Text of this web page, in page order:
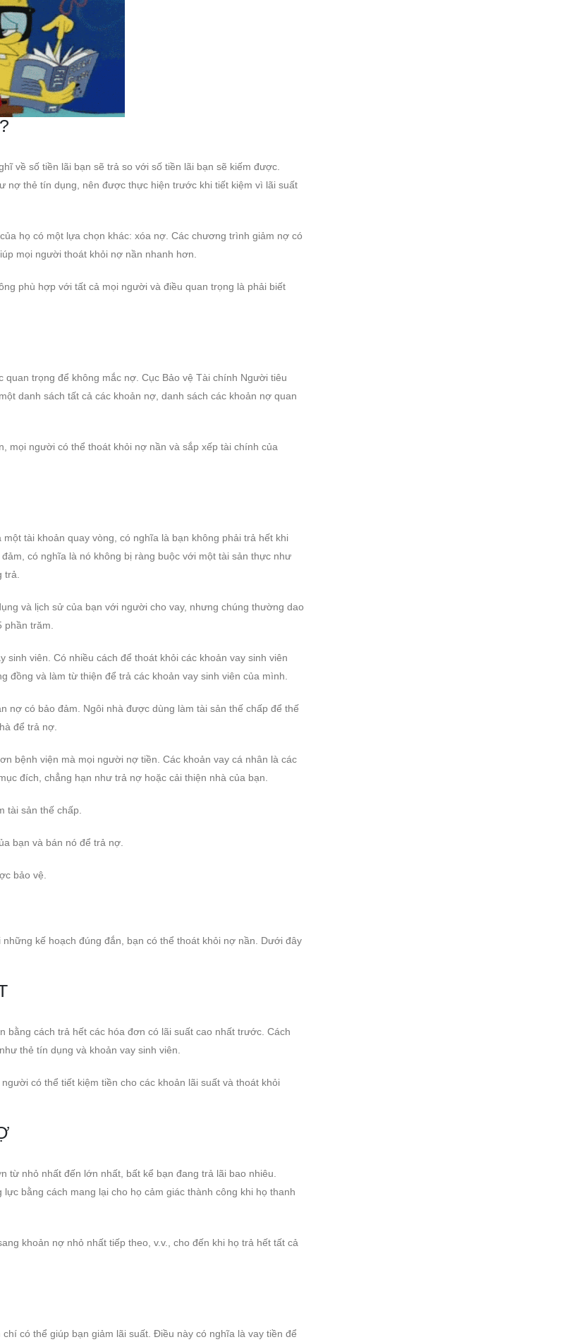
về số tiền lãi bạn sẽ trả so với số tiền lãi bạn sẽ kiếm được.
nợ thẻ tín dụng, nên được thực hiện trước khi tiết kiệm vì lãi suất
họ có một lựa chọn khác: xóa nợ. Các chương trình giảm nợ có
mọi người thoát khỏi nợ nần nhanh hơn.
phù hợp với tất cả mọi người và điều quan trọng là phải biết
trọng để không mắc nợ. Cục Bảo vệ Tài chính Người tiêu
danh sách tất cả các khoản nợ, danh sách các khoản nợ quan
mọi người có thể thoát khỏi nợ nần và sắp xếp tài chính của
tài khoản quay vòng, có nghĩa là bạn không phải trả hết khi
có nghĩa là nó không bị ràng buộc với một tài sản thực như
và lịch sử của bạn với người cho vay, nhưng chúng thường dao
trăm.
viên. Có nhiều cách để thoát khỏi các khoản vay sinh viên
đồng và làm từ thiện để trả các khoản vay sinh viên của mình.
nợ có bảo đảm. Ngôi nhà được dùng làm tài sản thế chấp để thế
để trả nợ.
bệnh viện mà mọi người nợ tiền. Các khoản vay cá nhân là các
đích, chẳng hạn như trả nợ hoặc cải thiện nhà của bạn.
tài sản thế chấp.
bạn và bán nó để trả nợ.
bảo vệ.
kế hoạch đúng đắn, bạn có thể thoát khỏi nợ nần. Dưới đây
cách trả hết các hóa đơn có lãi suất cao nhất trước. Cách
thẻ tín dụng và khoản vay sinh viên.
có thể tiết kiệm tiền cho các khoản lãi suất và thoát khỏi
nhỏ nhất đến lớn nhất, bất kể bạn đang trả lãi bao nhiêu.
bằng cách mang lại cho họ cảm giác thành công khi họ thanh
khoản nợ nhỏ nhất tiếp theo, v.v., cho đến khi họ trả hết tất cả
có thể giúp bạn giảm lãi suất. Điều này có nghĩa là vay tiền để